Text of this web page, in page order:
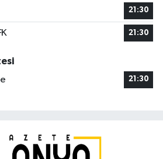
21:30
21:30
21:30